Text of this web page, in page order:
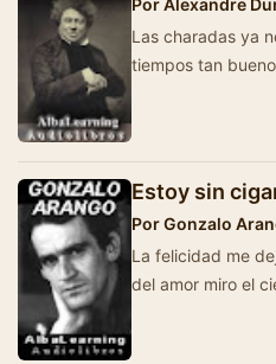
PorAlexandre
Las charadas ya
tiempos tan
Estoy sin
PorGonzalo
La felicidad me dejaba siempre solo. Después
del amor miro el cielo raso que es el cielo de los